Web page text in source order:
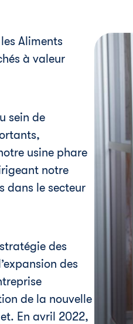
Aliments
à valeur
sein de
usine phare
notre
dans le secteur
des
des
de la nouvelle
En avril 2022,